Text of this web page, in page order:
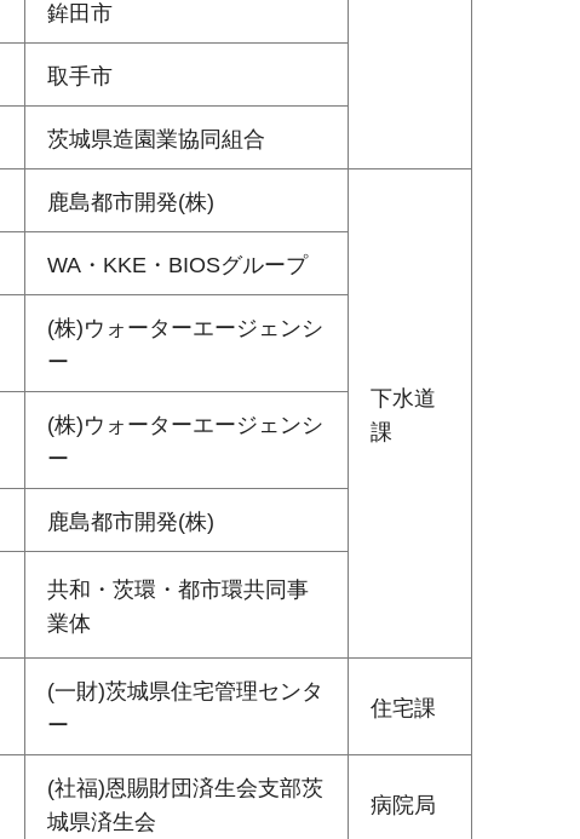
鉾田市
取手市
茨城県造園業協同組合
鹿島都市開発(株)
下水道
課
WA・KKE・BIOSグループ
(株)ウォーターエージェンシ
ー
(株)ウォーターエージェンシ
ー
鹿島都市開発(株)
共和・茨環・都市環共同事
業体
(一財)茨城県住宅管理センタ
ー
住宅課
(社福)恩賜財団済生会支部茨
城県済生会
病院局